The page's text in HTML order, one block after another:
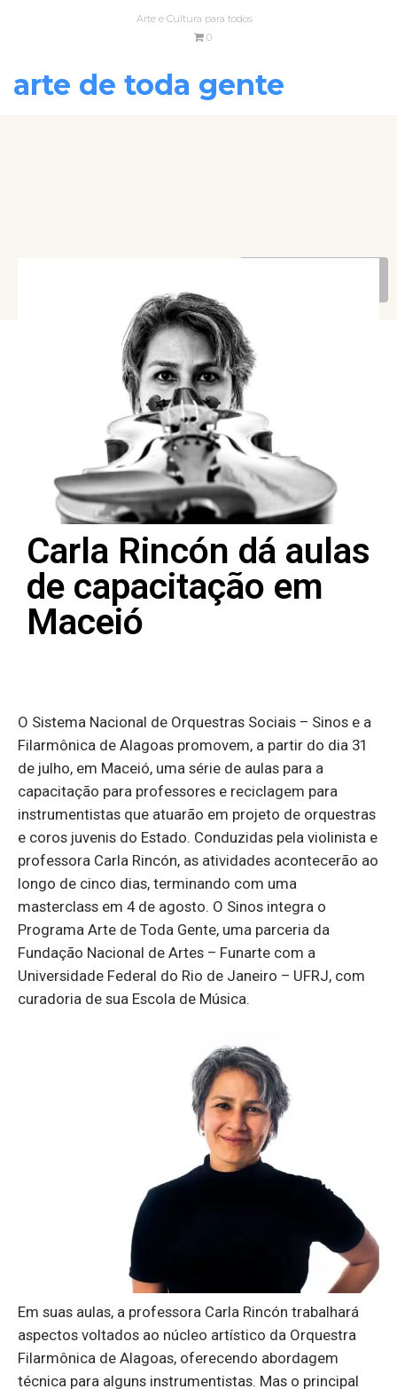
Arte e Cultura para todos
0
arte de toda gente
Carla Rincón dá aulas
de capacitação em
Maceió
O Sistema Nacional de Orquestras Sociais – Sinos e a
Filarmônica de Alagoas promovem, a partir do dia 31
de julho, em Maceió, uma série de aulas para a
capacitação para professores e reciclagem para
instrumentistas que atuarão em projeto de orquestras
e coros juvenis do Estado. Conduzidas pela violinista e
professora Carla Rincón, as atividades acontecerão ao
longo de cinco dias, terminando com uma
masterclass em 4 de agosto. O Sinos integra o
Programa Arte de Toda Gente, uma parceria da
Fundação Nacional de Artes – Funarte com a
Universidade Federal do Rio de Janeiro – UFRJ, com
curadoria de sua Escola de Música.
Em suas aulas, a professora Carla Rincón trabalhará
aspectos voltados ao núcleo artístico da Orquestra
Filarmônica de Alagoas, oferecendo abordagem
técnica para alguns instrumentistas. Mas o principal